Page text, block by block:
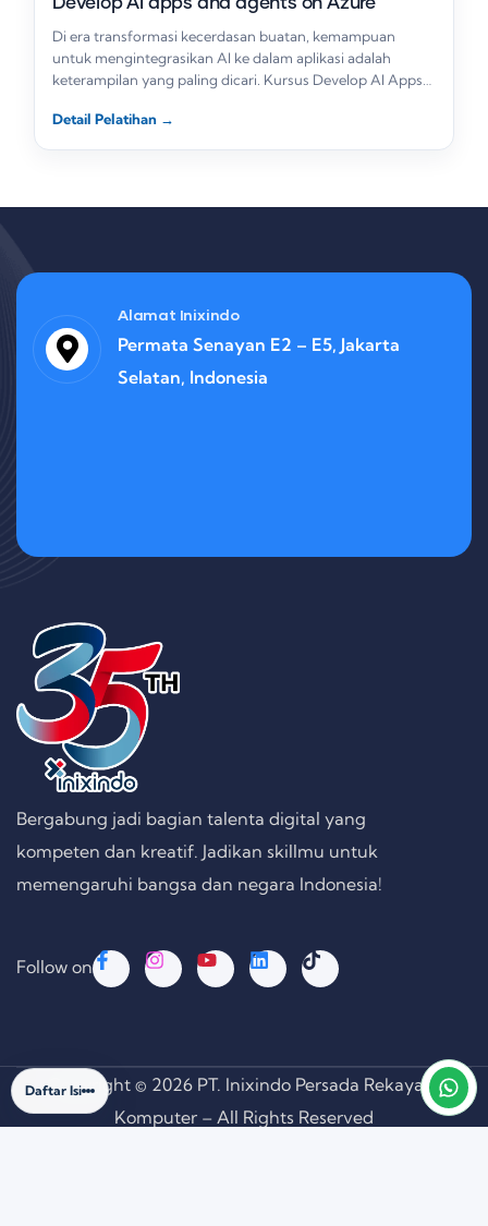
Daftar Isi
Di era transformasi kecerdasan buatan, kemampuan
untuk mengintegrasikan AI ke dalam aplikasi adalah
keterampilan yang paling dicari. Kursus Develop AI Apps
Detail Pelatihan →
Alamat Inixindo
Permata Senayan E2 – E5, Jakarta
Selatan, Indonesia
Bergabung jadi bagian talenta digital yang
kompeten dan kreatif. Jadikan skillmu untuk
memengaruhi bangsa dan negara Indonesia!
Follow on
Copyright © 2026 PT. Inixindo Persada Rekayasa
Komputer – All Rights Reserved